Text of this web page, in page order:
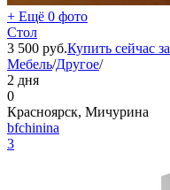
+ Ещё 0 фото
Стол
3 500 руб.Купить сейчас за
Мебель/Другое/
2 дня
0
Красноярск, Мичурина
bfchinina
3